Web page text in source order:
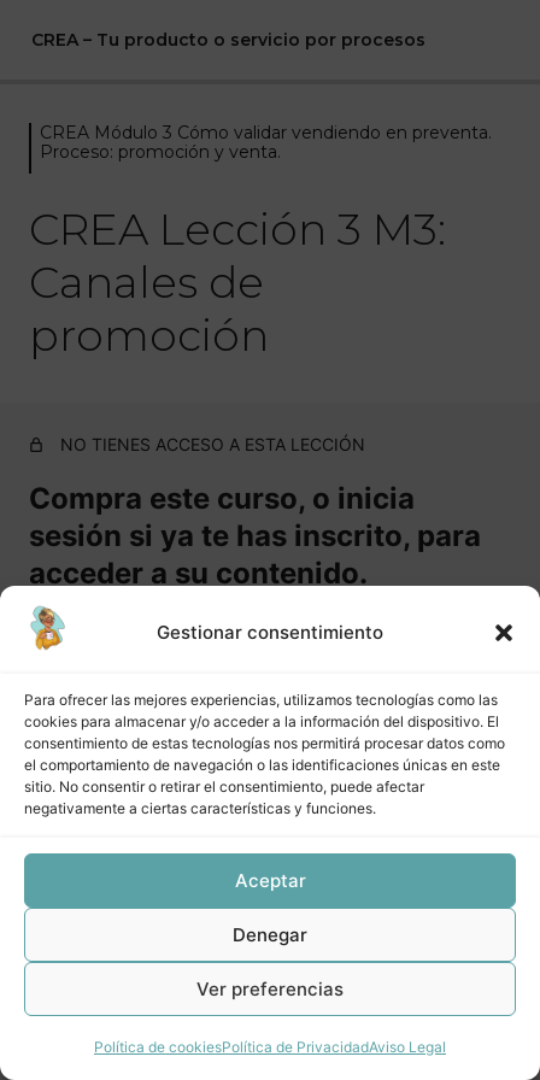
Gestionar consentimiento
Para ofrecer las mejores experiencias, utilizamos tecnologías como las
cookies para almacenar y/o acceder a la información del dispositivo. El
consentimiento de estas tecnologías nos permitirá procesar datos como
el comportamiento de navegación o las identificaciones únicas en este
sitio. No consentir o retirar el consentimiento, puede afectar
negativamente a ciertas características y funciones.
Aceptar
Denegar
Ver preferencias
Política de cookiesPolítica de PrivacidadAviso Legal
CREA – Tu producto o servicio por procesos
CREA Módulo 0 Bienvenida
CREA Módulo 1 Con las bases
claras. Proceso: investigación de
las necesidades del cliente.
CREA Módulo 2 ¿Cómo plasmar lo
Diseño de productos/servicios.
5 lecciones
CREA Módulo 3 Cómo validar
vendiendo en preventa. Proceso:
promoción y venta.
CREA Lección 2 M3: Pasarelas de pago
CREA Lección 3 M3: Canales de promoción
CREA Lección 4 M3: Venta
CREA Lección 5 M3: Dónde alojar mi producto/servicio
CREA Módulo 4 Cómo cumplir tus
promesas y darle una alegría a tu
cliente (real). Proceso: Prestación
del servicio.
CREA Módulo 3 Cómo validar vendiendo en preventa.
Proceso: promoción y venta.
CREA Lección 3 M3:
Canales de
promoción
NO TIENES ACCESO A ESTA LECCIÓN
Compra este curso, o inicia
sesión si ya te has inscrito, para
acceder a su contenido.
Inicia sesión